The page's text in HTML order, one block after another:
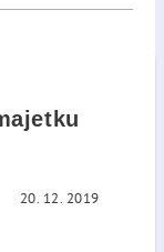
20. 12. 2019